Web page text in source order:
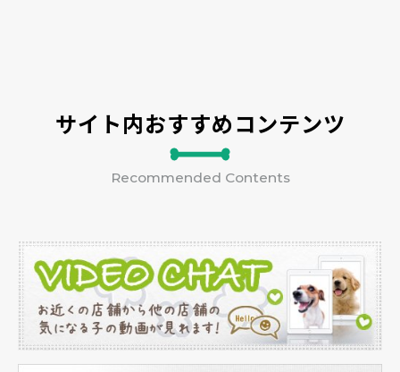
サイト内おすすめコンテンツ
Recommended Contents